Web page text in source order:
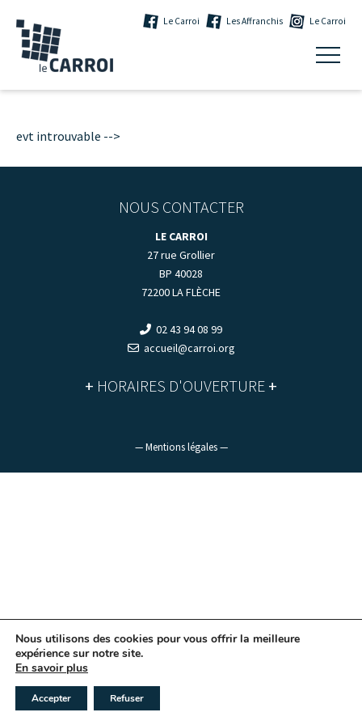
Le Carroi Les Affranchis Le Carroi
evt introuvable -->
NOUS CONTACTER
LE CARROI
27 rue Grollier
BP 40028
72200 LA FLÈCHE
02 43 94 08 99
accueil@carroi.org
+ HORAIRES D'OUVERTURE +
— Mentions légales —
Nous utilisons des cookies pour vous offrir la meilleure
expérience sur notre site.
En savoir plus
Accepter Refuser